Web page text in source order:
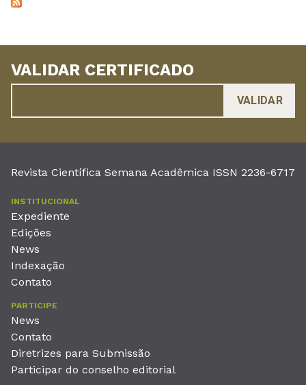
VALIDAR CERTIFICADO
Revista Científica Semana Acadêmica ISSN 2236-6717
INSTITUCIONAL
Expediente
Edições
News
Indexação
Contato
PARTICIPE
News
Contato
Diretrizes para Submissão
Participar do conselho editorial